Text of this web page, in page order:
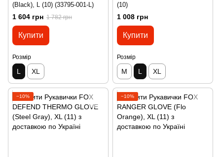
(Black), L (10) (33795-001-L)
1 604 грн 1 782 грн
Купити
Розмір
L XL
(10)
1 008 грн
Купити
Розмір
M L XL
−10% −10%